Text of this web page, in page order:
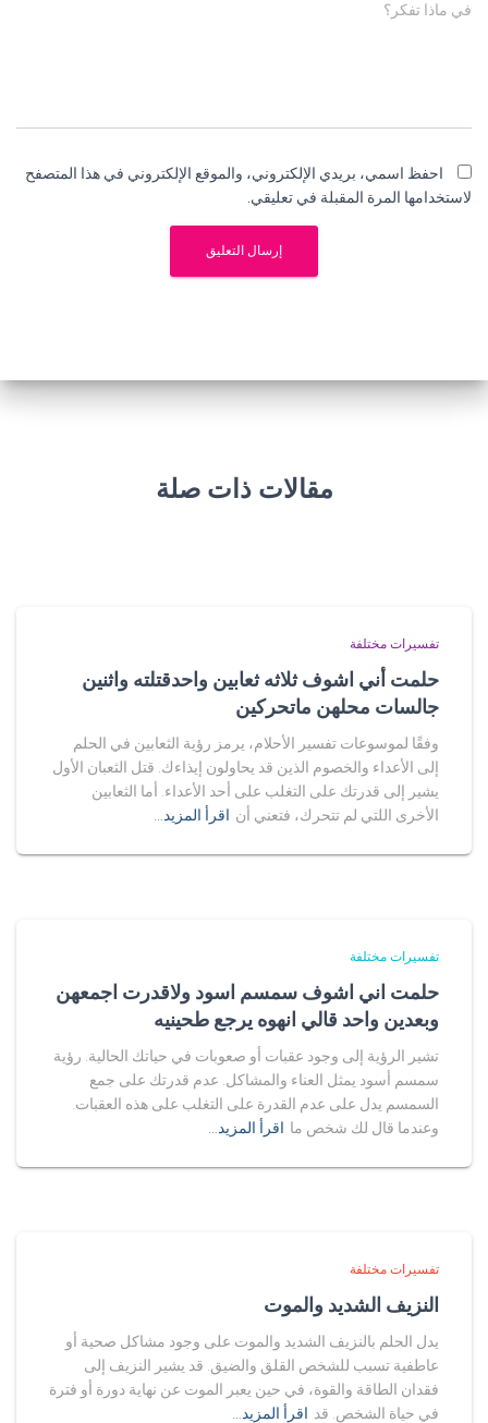
في ماذا تفكر؟
احفظ اسمي، بريدي الإلكتروني، والموقع الإلكتروني في هذا المتصفح
لاستخدامها المرة المقبلة في تعليقي.
مقالات ذات صلة
تفسيرات مختلفة
حلمت أني اشوف ثلاثه ثعابين واحدقتلته واثنين
جالسات محلهن ماتحركين
وفقًا لموسوعات تفسير الأحلام، يرمز رؤية الثعابين في الحلم
إلى الأعداء والخصوم الذين قد يحاولون إيذاءك. قتل الثعبان الأول
يشير إلى قدرتك على التغلب على أحد الأعداء. أما الثعابين
الأخرى اللتي لم تتحرك، فتعني أن اقرأ المزيد…
تفسيرات مختلفة
حلمت اني اشوف سمسم اسود ولاقدرت اجمعهن
وبعدين واحد قالي انهوه يرجع طحينيه
تشير الرؤية إلى وجود عقبات أو صعوبات في حياتك الحالية. رؤية
سمسم أسود يمثل العناء والمشاكل. عدم قدرتك على جمع
السمسم يدل على عدم القدرة على التغلب على هذه العقبات.
وعندما قال لك شخص ما اقرأ المزيد…
تفسيرات مختلفة
النزيف الشديد والموت
يدل الحلم بالنزيف الشديد والموت على وجود مشاكل صحية أو
عاطفية تسبب للشخص القلق والضيق. قد يشير النزيف إلى
فقدان الطاقة والقوة، في حين يعبر الموت عن نهاية دورة أو فترة
في حياة الشخص. قد اقرأ المزيد…